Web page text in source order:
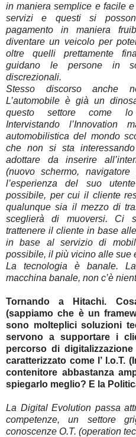
in maniera semplice e facile
servizi e questi si
pagamento in maniera
diventare un veicolo per
oltre quelli prettamente
guidano le persone in
discrezionali.
Stesso discorso anche
L’automobile è già un
questo settore come lo
Intervistando l’Innovation
automobilistica del mondo
che non si sta
adottare da inserire
(nuovo schermo,
l’esperienza del suo
possibile, per cui il cliente
qualunque sia il mezzo di
sceglierà di muoversi. Ci
trattenere il cliente in base
in base al servizio di
possibile, il più vicino alle sue
La tecnologia è banale.
macchina banale, non c’è
Tornando a Hitachi.
(sappiamo che è un
sono molteplici soluzioni
servono a supportare i
percorso di
caratterizzato come l’ I.o.T.
contenitore abbastanza
spiegarlo meglio? E la
La Digital Evolution passa
competenze, un settore
conoscenze O.T. (operation